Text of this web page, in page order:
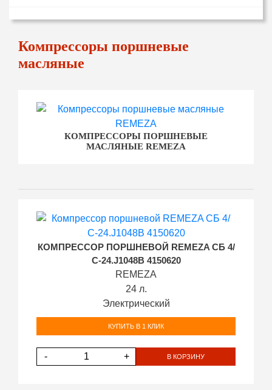
Компрессоры поршневые
масляные
КОМПРЕССОРЫ ПОРШНЕВЫЕ
МАСЛЯНЫЕ REMEZA
КОМПРЕССОР ПОРШНЕВОЙ REMEZA СБ 4/
С-24.J1048B 4150620
REMEZA
24 л.
Электрический
КУПИТЬ В 1 КЛИК
- + В КОРЗИНУ